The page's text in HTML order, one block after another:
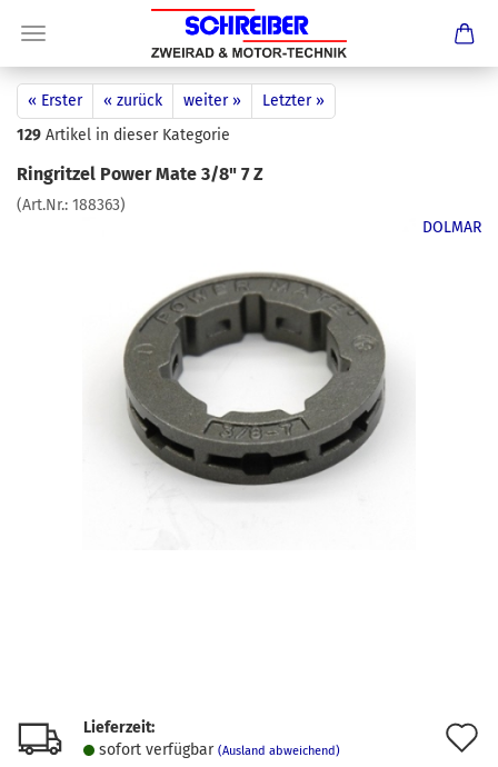
« Erster « zurück weiter »
Letzter »
129 Artikel in dieser Kategorie
Ringritzel Power Mate 3/8" 7 Z
(Art.Nr.: 188363)
DOLMAR
Lieferzeit:
sofort verfügbar (Ausland abweichend)